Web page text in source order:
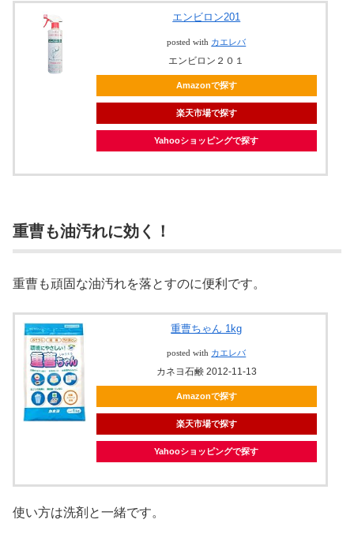
エンビロン201
posted with カエレバ
エンビロン２０１
Amazonで探す
楽天市場で探す
Yahooショッピングで探す
重曹も油汚れに効く！
重曹も頑固な油汚れを落とすのに便利です。
重曹ちゃん 1kg
posted with カエレバ
カネヨ石鹸 2012-11-13
Amazonで探す
楽天市場で探す
Yahooショッピングで探す
使い方は洗剤と一緒です。